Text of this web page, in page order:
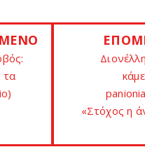
τα
«Στόχος η